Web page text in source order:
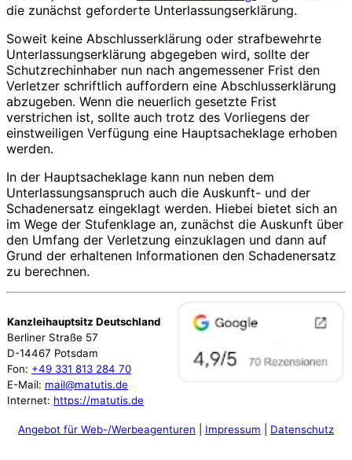
die zunächst geforderte Unterlassungserklärung.
Soweit keine Abschlusserklärung oder strafbewehrte
Unterlassungserklärung abgegeben wird, sollte der
Schutzrechinhaber nun nach angemessener Frist den
Verletzer schriftlich auffordern eine Abschlusserklärung
abzugeben. Wenn die neuerlich gesetzte Frist
verstrichen ist, sollte auch trotz des Vorliegens der
einstweiligen Verfügung eine Hauptsacheklage erhoben
werden.
In der Hauptsacheklage kann nun neben dem
Unterlassungsanspruch auch die Auskunft- und der
Schadenersatz eingeklagt werden. Hiebei bietet sich an
im Wege der Stufenklage an, zunächst die Auskunft über
den Umfang der Verletzung einzuklagen und dann auf
Grund der erhaltenen Informationen den Schadenersatz
zu berechnen.
Kanzleihauptsitz Deutschland
Berliner Straße 57
D-14467 Potsdam
Fon: +49 331 813 284 70
E-Mail: mail@matutis.de
Internet: https://matutis.de
Angebot für Web-/Werbeagenturen Impressum Datenschutz